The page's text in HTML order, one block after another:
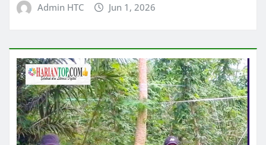
Admin HTC Jun 1, 2026